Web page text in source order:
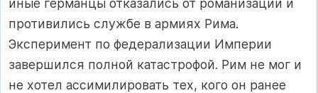
иные германцы отказались от романизации и
противились службе в армиях Рима.
Эксперимент по федерализации Империи
завершился полной катастрофой. Рим не мог и
не хотел ассимилировать тех, кого он ранее